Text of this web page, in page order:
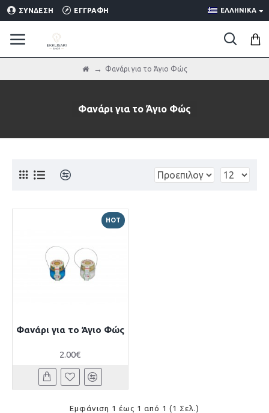
ΣΎΝΔΕΣΗ ΕΓΓΡΑΦΉ ΕΛΛΗΝΙΚΑ
Φανάρι για το Άγιο Φώς
Φανάρι για το Άγιο Φώς
HOT
Φανάρι για το Άγιο Φώς
2.00€
Εμφάνιση 1 έως 1 από 1 (1 Σελ.)